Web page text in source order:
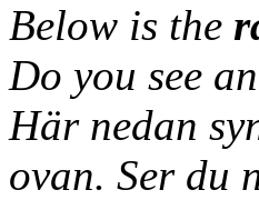
Below is the
Do you see
Här nedan
ovan. Ser du